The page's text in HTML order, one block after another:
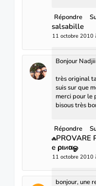
Répondre
salsabille
11 octobre 2010
Bonjour Nadjii
très original
suis sur que
merci pour le
bisous très
Répondre
ஃPROVARE
e ριиαஓ
11 octobre 2010
bonjour, une